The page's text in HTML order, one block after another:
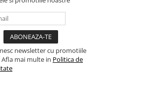
de Răcire (Cooling
newsletter cu promotiile
mai multe in Politica de